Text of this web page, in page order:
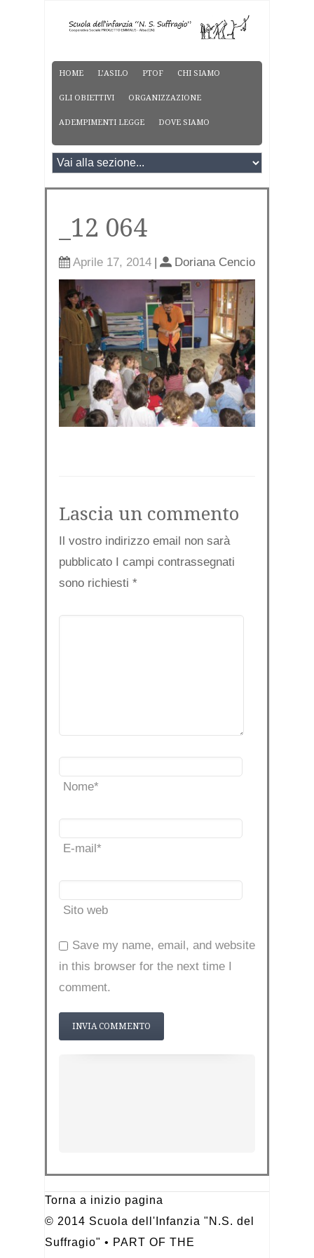
HOME L’ASILO PTOF CHI SIAMO
GLI OBIETTIVI ORGANIZZAZIONE
ADEMPIMENTI LEGGE DOVE SIAMO
_12 064
Aprile 17, 2014 | Doriana Cencio
Lascia un commento
Il vostro indirizzo email non sarà
pubblicato I campi contrassegnati
sono richiesti *
Nome*
E-mail*
Sito web
Save my name, email, and website
in this browser for the next time I
comment.
Torna a inizio pagina
© 2014 Scuola dell'Infanzia "N.S. del
Suffragio" • PART OF THE